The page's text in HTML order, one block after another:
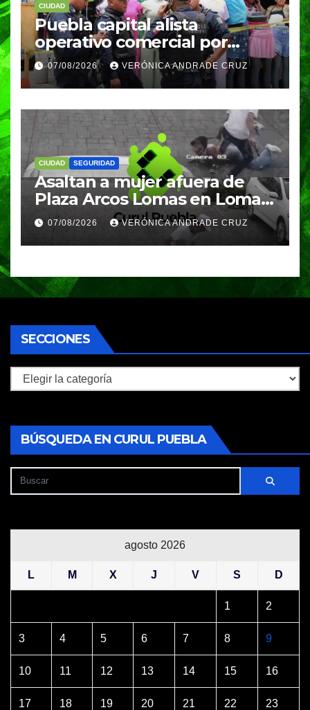
CIUDAD
Puebla capital alista
operativo comercial por
fiestas patrias y regreso a
clases
07/08/2026 VERÓNICA ANDRADE CRUZ
CIUDAD SEGURIDAD
Asaltan a mujer afuera de
Plaza Arcos Lomas en Lomas
de Angelópolis; delincuentes
huyeron en auto
07/08/2026 VERÓNICA ANDRADE CRUZ
SECCIONES
Secciones
BÚSQUEDA EN CURUL PUEBLA
agosto 2026
L M X J V S D
1 2
3 4 5 6 7 8 9
10 11 12 13 14 15 16
17 18 19 20 21 22 23